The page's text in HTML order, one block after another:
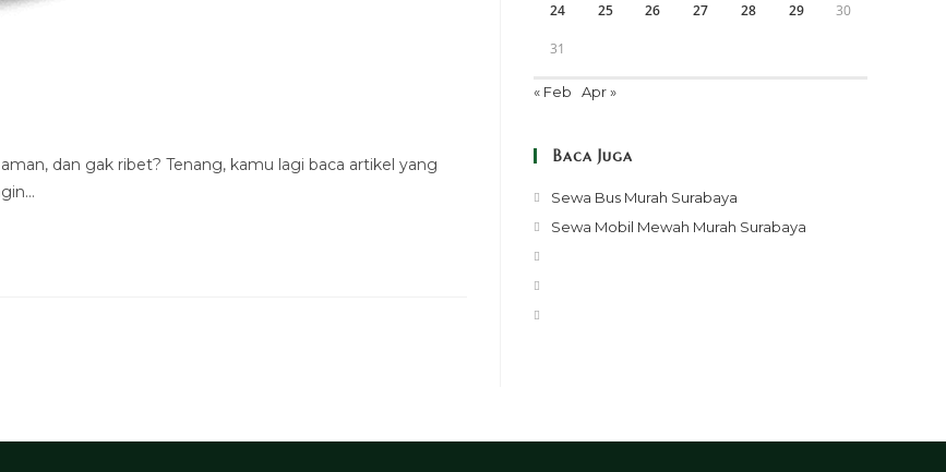
dan gak ribet? Tenang, kamu lagi baca artikel yang
24 25 26 27 28 29 30
31
« Feb Apr »
Baca Juga
Sewa Bus Murah Surabaya
in
Sewa Mobil Mewah Murah Surabaya